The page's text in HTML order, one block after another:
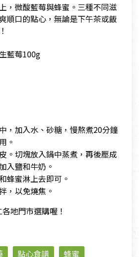
，微酸藍莓與蜂蜜。三種不同滋
順口的點心，無論是下午茶或飯
藍莓100g
，加入水、砂糖，慢熬煮20分鐘
。
。切塊放入鍋中蒸煮，再後壓成
入鹽和牛奶。
蜂蜜淋上去即可。
，以免燒焦。
地門市選購喔！
點心食譜 蜂蜜